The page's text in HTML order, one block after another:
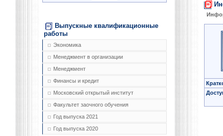
Выпускные квалификационные
работы
Экономика
Менеджмент в организации
Менеджмент
Финансы и кредит
Московский открытый институт
Факультет заочного обучения
Год выпуска 2021
Год выпуска 2020